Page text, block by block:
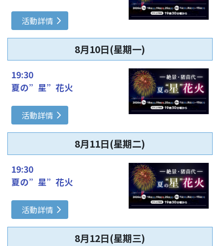
活動詳情
8月10日(星期一)
19:30
夏の”星”花火
活動詳情
8月11日(星期二)
19:30
夏の”星”花火
活動詳情
8月12日(星期三)